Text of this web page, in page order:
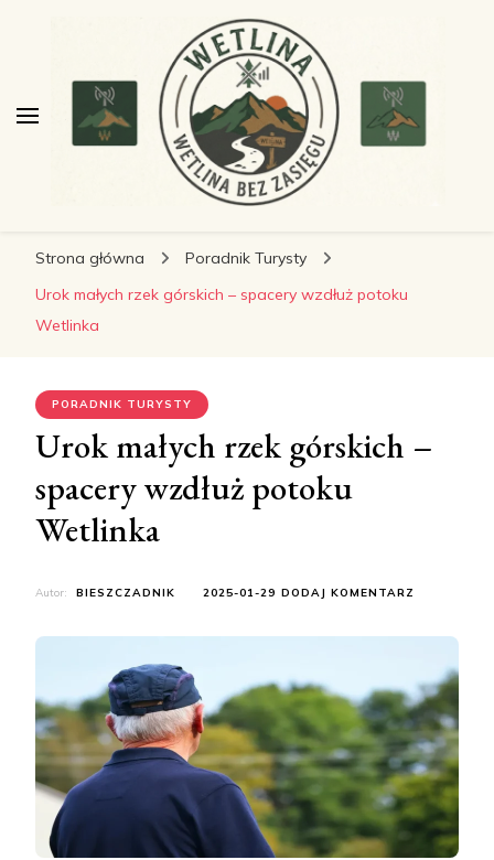
wetlinabezzasiegu.pl
Strona główna
Poradnik Turysty
Urok małych rzek górskich – spacery wzdłuż potoku
Wetlinka
PORADNIK TURYSTY
Urok małych rzek górskich –
spacery wzdłuż potoku
Wetlinka
Autor: BIESZCZADNIK 2025-01-29 DODAJ KOMENTARZ
GÓRSKICH
SPACERY
WZDŁUŻ
POTOKU
WETLINKA